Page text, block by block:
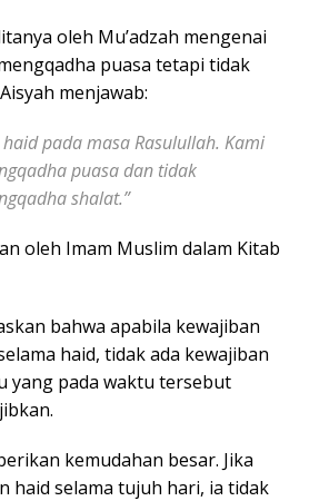
oleh Mu’adzah mengenai
puasa tetapi tidak
menjawab:
pada masa Rasulullah. Kami
puasa dan tidak
shalat.”
oleh Imam Muslim dalam Kitab
bahwa apabila kewajiban
haid, tidak ada kewajiban
yang pada waktu tersebut
kemudahan besar. Jika
haid selama tujuh hari, ia tidak